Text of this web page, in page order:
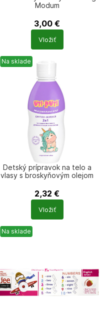
Modum
3,00 €
Počet
produktů
Vložiť
Na sklade
Detský prípravok na telo a
vlasy s broskyňovým olejom
2,32 €
Počet
produktů
Vložiť
Na sklade